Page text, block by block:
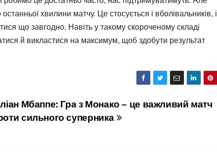
хвилини матчу. Це стосується і вболівальників, і
що завгодно. Навіть у такому скороченому складі
й викластися на максимум, щоб здобути результат
Мбаппе: Гра з Монако – це важливий матч
сильного суперника